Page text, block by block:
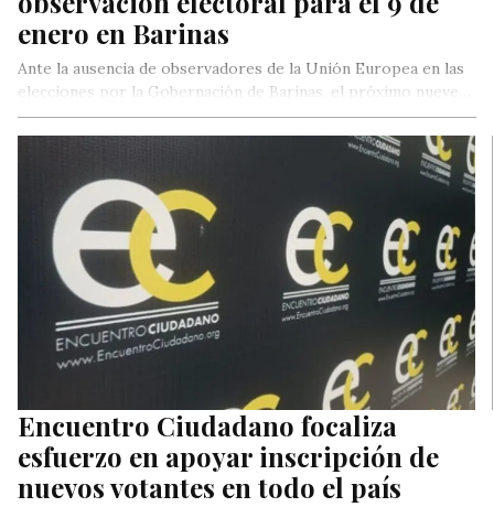
enero en Barinas
Ante la ausencia de observadores de la Unión Europea en las
elecciones por la Gobernación de Barinas, el próximo nueve…
Encuentro Ciudadano focaliza
esfuerzo en apoyar inscripción de
nuevos votantes en todo el país